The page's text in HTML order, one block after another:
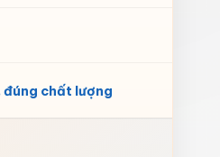
đúng chất lượng